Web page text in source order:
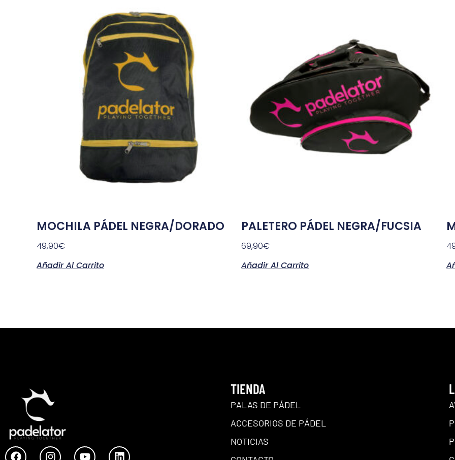
MOCHILA PÁDEL NEGRA/DORADO
49,90€
Añadir Al Carrito
PALETERO PÁDEL NEGRA/FUCSIA
69,90€
Añadir Al Carrito
TIENDA
PALAS DE PÁDEL
ACCESORIOS DE PÁDEL
NOTICIAS